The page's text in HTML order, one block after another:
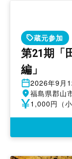
蔵元参加
第21期「
編」
開
催
日
2026年9月
開
催
福島県郡山
参 1,000円（